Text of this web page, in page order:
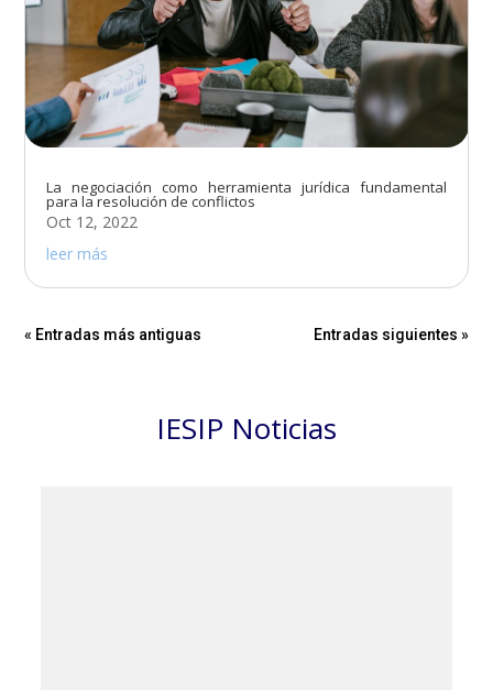
La negociación como herramienta jurídica fundamental
para la resolución de conflictos
Oct 12, 2022
leer más
« Entradas más antiguas Entradas siguientes »
IESIP Noticias